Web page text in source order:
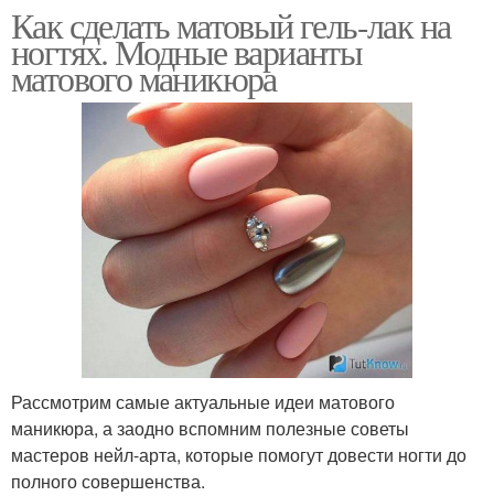
Как сделать матовый гель-лак на
ногтях. Модные варианты
матового маникюра
Рассмотрим самые актуальные идеи матового
маникюра, а заодно вспомним полезные советы
мастеров нейл-арта, которые помогут довести ногти до
полного совершенства.